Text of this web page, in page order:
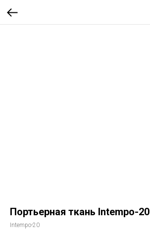
Портьерная ткань Intempo-20
Intempo-20